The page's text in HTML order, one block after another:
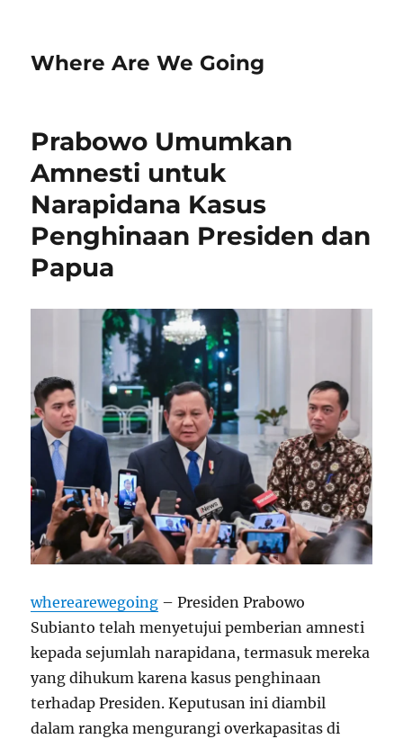
Where Are We Going
Prabowo Umumkan
Amnesti untuk
Narapidana Kasus
Penghinaan Presiden dan
Papua
wherearewegoing – Presiden Prabowo
Subianto telah menyetujui pemberian amnesti
kepada sejumlah narapidana, termasuk mereka
yang dihukum karena kasus penghinaan
terhadap Presiden. Keputusan ini diambil
dalam rangka mengurangi overkapasitas di